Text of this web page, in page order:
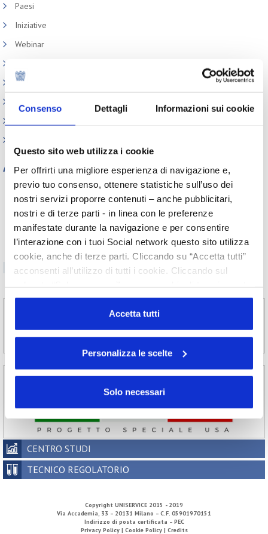
Consenso Dettagli Informazioni sui cookie
Questo sito web utilizza i cookie
Per offrirti una migliore esperienza di navigazione e,
previo tuo consenso, ottenere statistiche sull’uso dei
nostri servizi proporre contenuti – anche pubblicitari,
nostri e di terze parti - in linea con le preferenze
manifestate durante la navigazione e per consentire
l’interazione con i tuoi Social network questo sito utilizza
cookie, anche di terze parti. Cliccando su “Accetta tutti”
acconsenti all’utilizzo di tutti i cookie. Cliccando sul
o profilazione viene utilizzato. Cliccando su
“Personalizza le scelte” è possibile esprimere la propria
volontà in relazione a ciascuna categoria di cookie del
Accetta tutti
Personalizza le scelte
Solo necessari
Paesi
Iniziative
Webinar
Memorandum of Understanding
Archivio
Tutti gli anni
2026 2025 2024
2023
2022
2021 2020
2019
2018
2017 2016
2015
2014
2013 2012
2011
2010
2009 2008
2007
2006
2005 2004
2003
CENTRO STUDI
TECNICO REGOLATORIO
Copyright UNISERVICE 2015 - 2019
Via Accademia, 33 – 20131 Milano – C.F. 05901970151
Indirizzo di posta certificata – PEC
Privacy Policy | Cookie Policy | Credits